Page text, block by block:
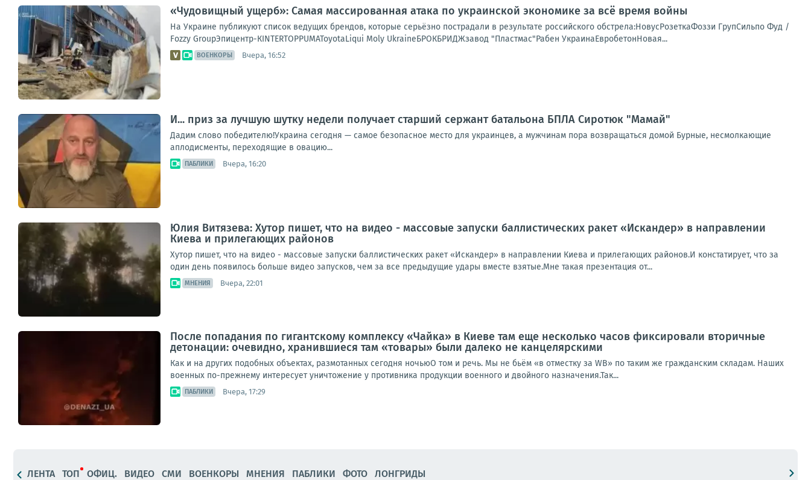
«Чудовищный ущерб»: Самая массированная атака по украинской экономике за всё время войны
На Украине публикуют список ведущих брендов, которые серьёзно пострадали в результате российского обстрела:НовусРозеткаФоззи ГрупСильпо Фуд /
Fozzy GroupЭпицентр-КINTERTOPPUMAToyotaLiqui Moly UkraineБРОКБРИДЖзавод "Пластмас"Рабен УкраинаЕвробетонНовая...
ВОЕНКОРЫ Вчера, 16:52
И... приз за лучшую шутку недели получает старший сержант батальона БПЛА Сиротюк "Мамай"
Дадим слово победителю!Украина сегодня — самое безопасное место для украинцев, а мужчинам пора возвращаться домой Бурные, несмолкающие
аплодисменты, переходящие в овацию...
ПАБЛИКИ Вчера, 16:20
Юлия Витязева: Хутор пишет, что на видео - массовые запуски баллистических ракет «Искандер» в направлении
Киева и прилегающих районов
Хутор пишет, что на видео - массовые запуски баллистических ракет «Искандер» в направлении Киева и прилегающих районов.И констатирует, что за
один день появилось больше видео запусков, чем за все предыдущие удары вместе взятые.Мне такая презентация от...
МНЕНИЯ Вчера, 22:01
После попадания по гигантскому комплексу «Чайка» в Киеве там еще несколько часов фиксировали вторичные
детонации: очевидно, хранившиеся там «товары» были далеко не канцелярскими
Как и на других подобных объектах, размотанных сегодня ночьюО том и речь. Мы не бьём «в отместку за WB» по таким же гражданским складам. Наших
военных по-прежнему интересует уничтожение у противника продукции военного и двойного назначения.Так...
ПАБЛИКИ Вчера, 17:29
ЛЕНТА ТОП ОФИЦ. ВИДЕО СМИ ВОЕНКОРЫ МНЕНИЯ ПАБЛИКИ ФОТО ЛОНГРИДЫ